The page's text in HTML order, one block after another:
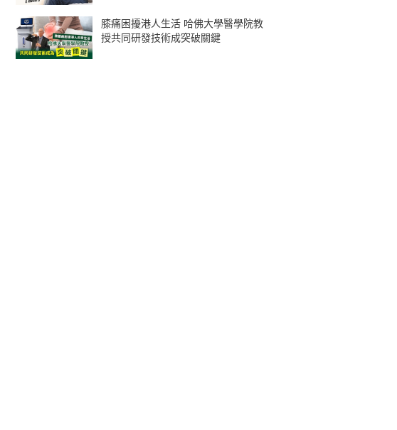
膝痛困擾港人生活 哈佛大學醫學院教
授共同研發技術成突破關鍵